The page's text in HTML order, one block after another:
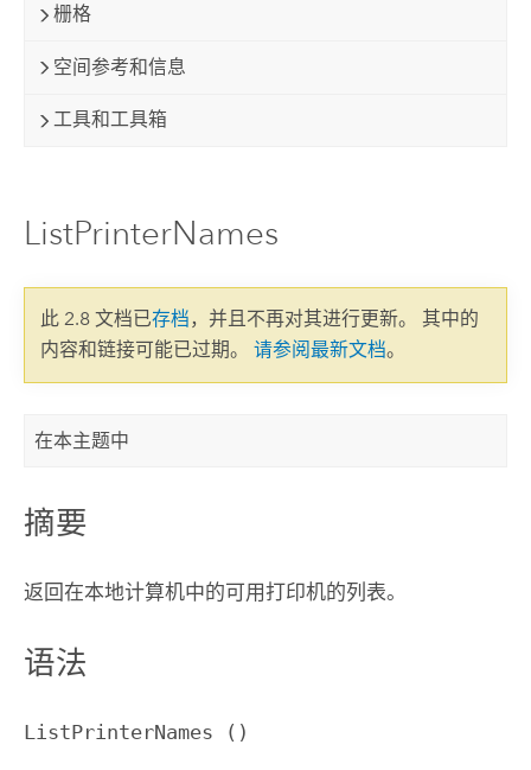
栅格
空间参考和信息
工具和工具箱
ListPrinterNames
此 2.8 文档已存档，并且不再对其进行更新。 其中的
内容和链接可能已过期。 请参阅最新文档。
在本主题中
摘要
返回在本地计算机中的可用打印机的列表。
语法
ListPrinterNames ()